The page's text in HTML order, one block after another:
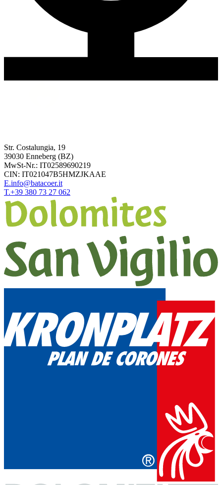
Str. Costalungia, 19
39030 Enneberg (BZ)
MwSt-Nr.: IT02589690219
CIN: IT021047B5HMZJKAAE
E.info@batacoer.it
T.+39 380 73 27 062